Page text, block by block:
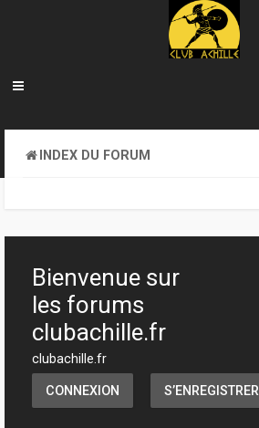
INDEX DU FORUM
Bienvenue sur
les forums
clubachille.fr
clubachille.fr
CONNEXION S’ENREGISTRER